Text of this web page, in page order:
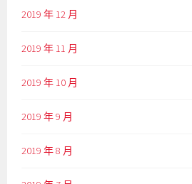
2019 年 12 月
2019 年 11 月
2019 年 10 月
2019 年 9 月
2019 年 8 月